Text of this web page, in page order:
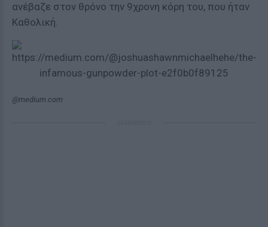
ανέβαζε στον θρόνο την 9χρονη κόρη του, που ήταν
Καθολική.
@medium.com